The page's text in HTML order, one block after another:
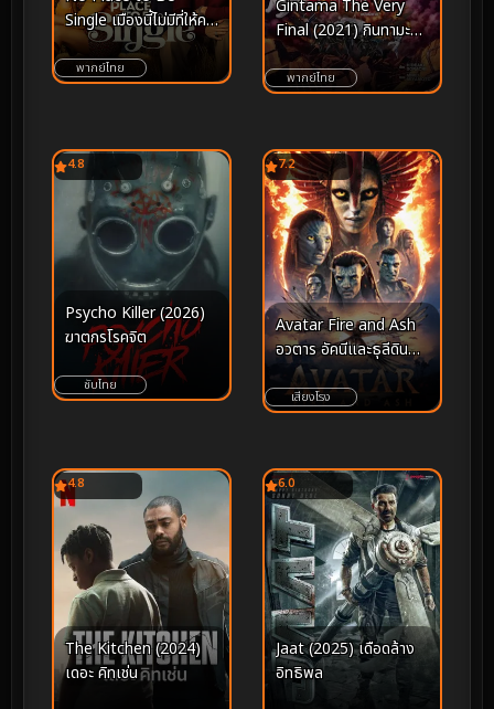
Single เมืองนี้ไม่มีที่ให้คน
โสด (2026)
พากย์ไทย
Gintama The Very
Final (2021) กินทามะ
เดอะ เวรี่ ไฟนอล
พากย์ไทย
4.8
Psycho Killer (2026)
ฆาตกรโรคจิต
ซับไทย
7.2
Avatar Fire and Ash
อวตาร อัคนีและธุลีดิน
(2025)
เสียงโรง
4.8
The Kitchen (2024)
เดอะ คิทเช่น
6.0
Jaat (2025) เดือดล้าง
อิทธิพล